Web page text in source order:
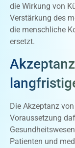
die Wirkung von
Verstärkung des
die menschliche
ersetzt.
Die Akzeptanz
Voraussetzung
Patienten und